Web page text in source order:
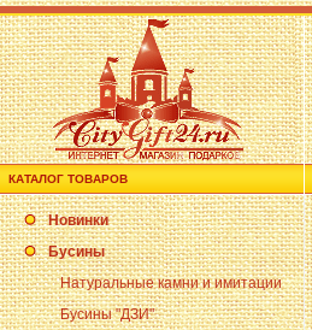
КАТАЛОГ ТОВАРОВ
Новинки
Бусины
Натуральные камни и имитации
Бусины "ДЗИ"